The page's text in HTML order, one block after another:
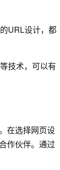
URL设计，都
技术，可以有
在选择网页设
作伙伴。通过